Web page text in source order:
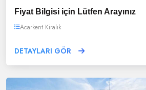
Fiyat Bilgisi için Lütfen Arayınız
Acarkent Kiralık
DETAYLARI GÖR